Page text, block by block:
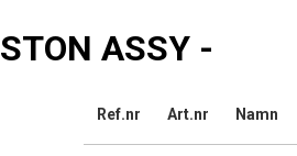
ASSY -
Ref.nr Art.nr Namn